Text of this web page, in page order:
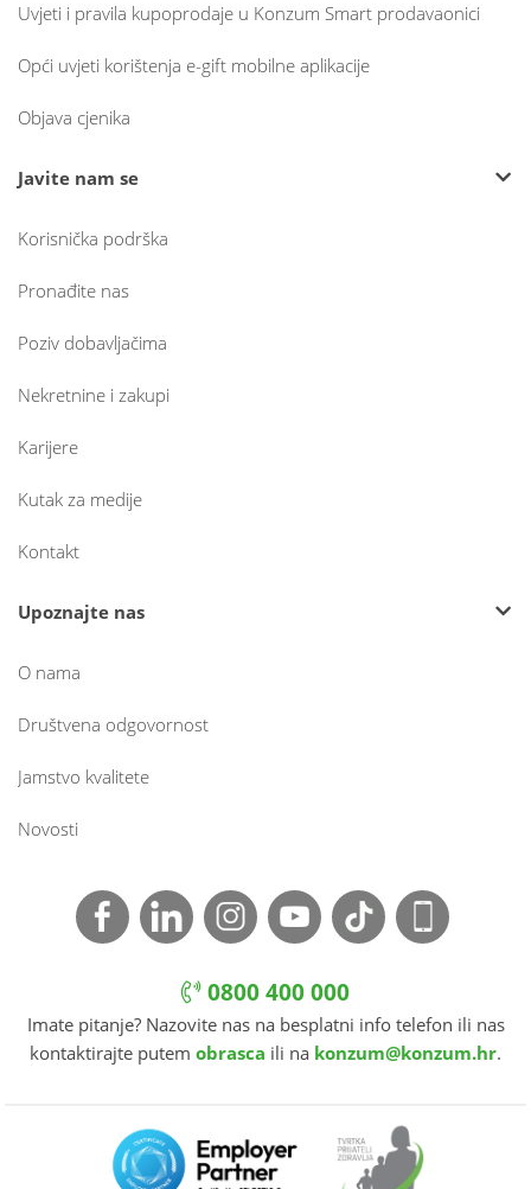
Uvjeti i pravila kupoprodaje u Konzum Smart prodavaonici
Opći uvjeti korištenja e-gift mobilne aplikacije
Objava cjenika
Javite nam se
Korisnička podrška
Pronađite nas
Poziv dobavljačima
Nekretnine i zakupi
Karijere
Kutak za medije
Kontakt
Upoznajte nas
O nama
Društvena odgovornost
Jamstvo kvalitete
Novosti
0800 400 000
Imate pitanje? Nazovite nas na besplatni info telefon ili nas
kontaktirajte putem obrasca ili na konzum@konzum.hr.